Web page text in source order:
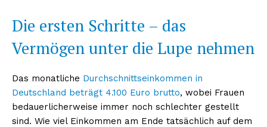
Die ersten Schritte – das
Vermögen unter die Lupe nehmen
Das monatliche Durchschnittseinkommen in
Deutschland beträgt 4.100 Euro brutto, wobei Frauen
bedauerlicherweise immer noch schlechter gestellt
sind. Wie viel Einkommen am Ende tatsächlich auf dem